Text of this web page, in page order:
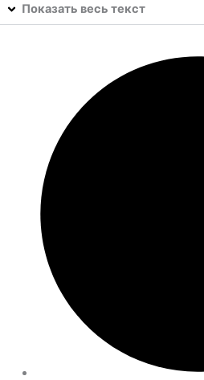
Показать весь текст